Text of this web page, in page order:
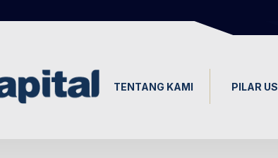
TENTANG KAMI PILAR